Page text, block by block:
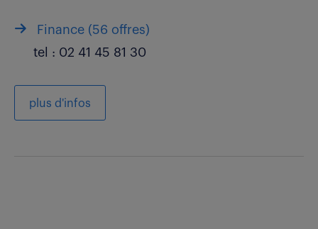
Finance (56 offres)
tel : 02 41 45 81 30
plus d'infos